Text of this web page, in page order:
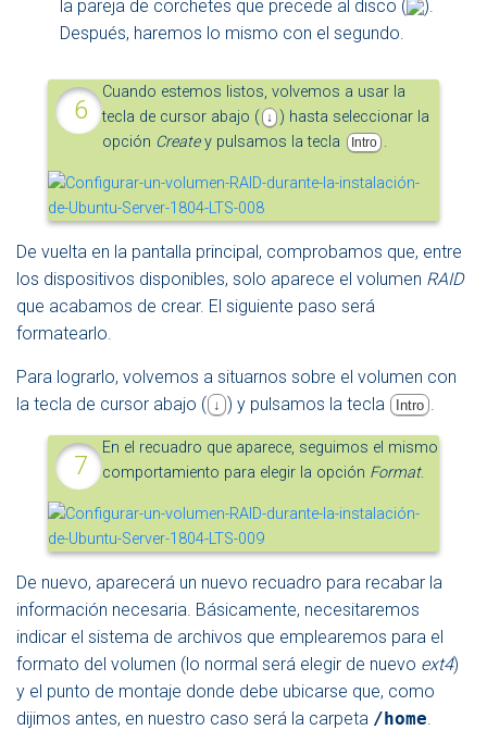
la pareja de corchetes que precede al disco (
).
Después, haremos lo mismo con el segundo.
Cuando estemos listos, volvemos a usar la
tecla de cursor abajo (
↓
) hasta seleccionar la
opción Createy pulsamos la tecla Intro .
De vuelta en la pantalla principal, comprobamos que, entre
los dispositivos disponibles, solo aparece el volumen RAID
que acabamos de crear. El siguiente paso será
formatearlo.
Para lograrlo, volvemos a situarnos sobre el volumen con
la tecla de cursor abajo ( ↓ ) y pulsamos la tecla Intro
En el recuadro que aparece, seguimos el mismo
comportamiento para elegir la opción Format.
De nuevo, aparecerá un nuevo recuadro para recabar la
información necesaria. Básicamente, necesitaremos
indicar el sistema de archivos que emplearemos para el
formato del volumen (lo normal será elegir de nuevo ext4)
y el punto de montaje donde debe ubicarse que, como
dijimos antes, en nuestro caso será la carpeta /home